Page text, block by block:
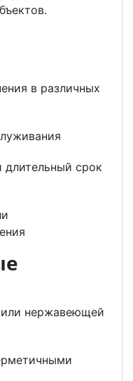
в различных
срок
или нержавеющей